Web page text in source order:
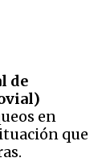
de
en
que